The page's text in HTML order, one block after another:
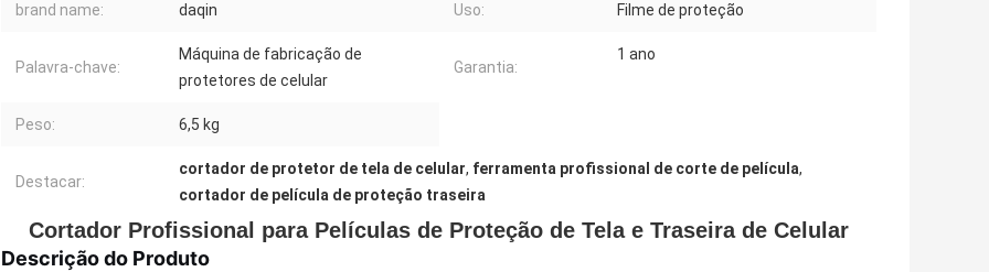
brand name: daqin Uso: Filme de proteção
Palavra-chave:
Máquina de fabricação de
protetores de celular
Garantia:
1 ano
Peso: 6,5 kg
Destacar:
cortador de protetor de tela de celular, ferramenta profissional de corte de película,
cortador de película de proteção traseira
Cortador Profissional para Películas de Proteção de Tela e Traseira de Celular
Descrição do Produto